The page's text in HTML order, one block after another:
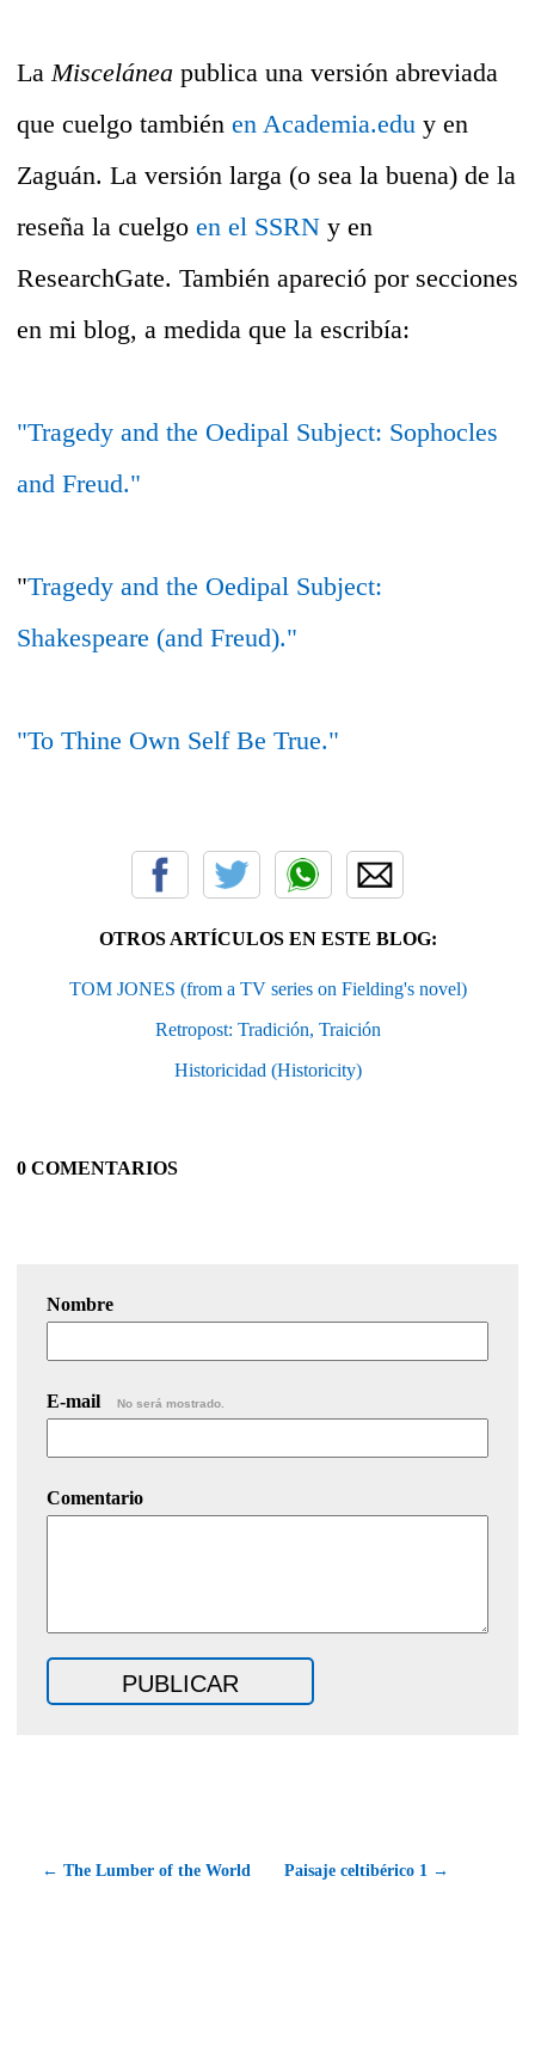
LaMiscelánea publica una versión abreviada
que cuelgo también en Academia.edu y en
Zaguán. La versión larga (o sea la buena) de la
reseña la cuelgo en el SSRN y en
ResearchGate. También apareció por secciones
en mi blog, a medida que la escribía:
"Tragedy and the Oedipal Subject: Sophocles
and Freud."
"Tragedy and the Oedipal Subject:
Shakespeare (and Freud)."
"To Thine Own Self Be True."
OTROS ARTÍCULOS EN ESTE BLOG:
TOM JONES (from a TV series on Fielding's novel)
Retropost: Tradición, Traición
Historicidad (Historicity)
0 COMENTARIOS
Nombre
E-mail No será mostrado.
Comentario
← The Lumber of the World Paisaje celtibérico 1 →